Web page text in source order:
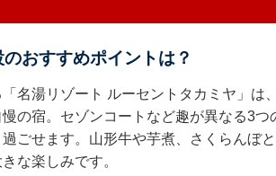
おすすめポイントは？
名湯リゾート ルーセントタカミヤ」は
の宿。セゾンコートなど趣が異なる3
ごせます。山形牛や芋煮、さくらんぼ
な楽しみです。